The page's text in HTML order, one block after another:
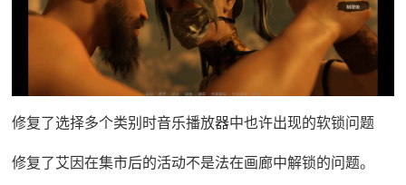
修复了选择多个类别时音乐播放器中也许出现的软锁问题
修复了艾因在集市后的活动不是法在画廊中解锁的问题。